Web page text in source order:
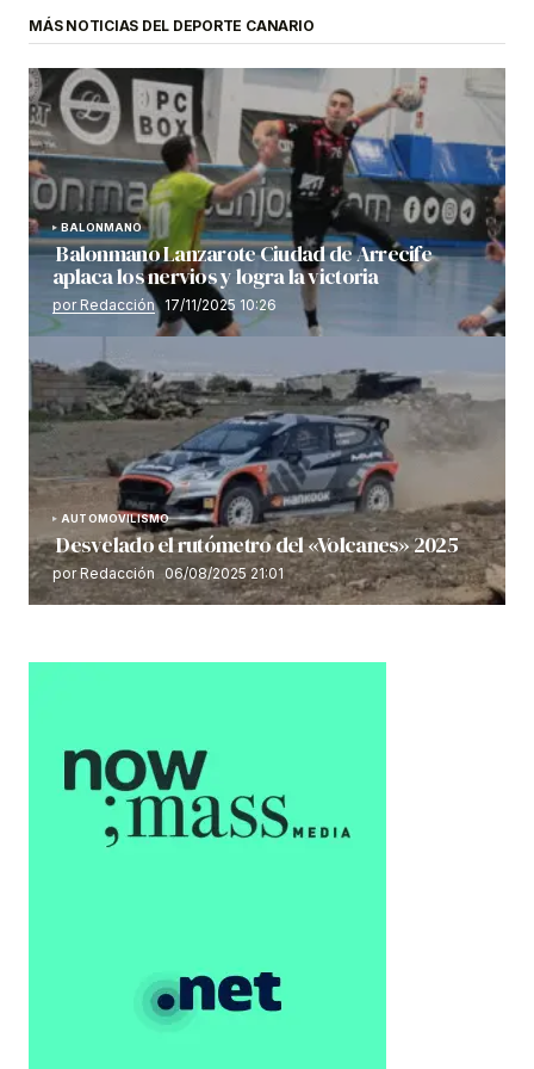
MÁS NOTICIAS DEL DEPORTE CANARIO
BALONMANO
Balonmano Lanzarote Ciudad de Arrecife
aplaca los nervios y logra la victoria
por Redacción 17/11/2025 10:26
AUTOMOVILISMO
Desvelado el rutómetro del «Volcanes» 2025
por Redacción 06/08/2025 21:01